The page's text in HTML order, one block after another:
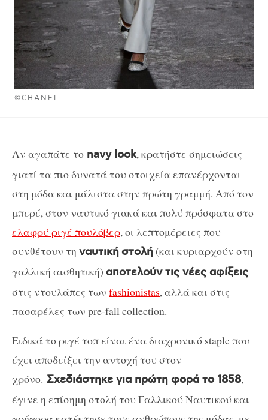
©CHANEL
Αν αγαπάτε το navy look, κρατήστε σημειώσεις
γιατί τα πιο δυνατά του στοιχεία επανέρχονται
στη μόδα και μάλιστα στην πρώτη γραμμή. Από τον
μπερέ, στον ναυτικό γιακά και πολύ πρόσφατα στο
ελαφρύ ριγέ πουλόβερ, οι λεπτομέρειες που
συνθέτουν τη ναυτική στολή (και κυριαρχούν στη
γαλλική αισθητική) αποτελούν τις νέες αφίξεις
στις ντουλάπες των fashionistas, αλλά και στις
πασαρέλες των pre-fall collection.
Ειδικά το ριγέ τοπ είναι ένα διαχρονικό staple που
έχει αποδείξει την αντοχή του στον
χρόνο. Σχεδιάστηκε για πρώτη φορά το 1858,
έγινε η επίσημη στολή του Γαλλικού Ναυτικού και